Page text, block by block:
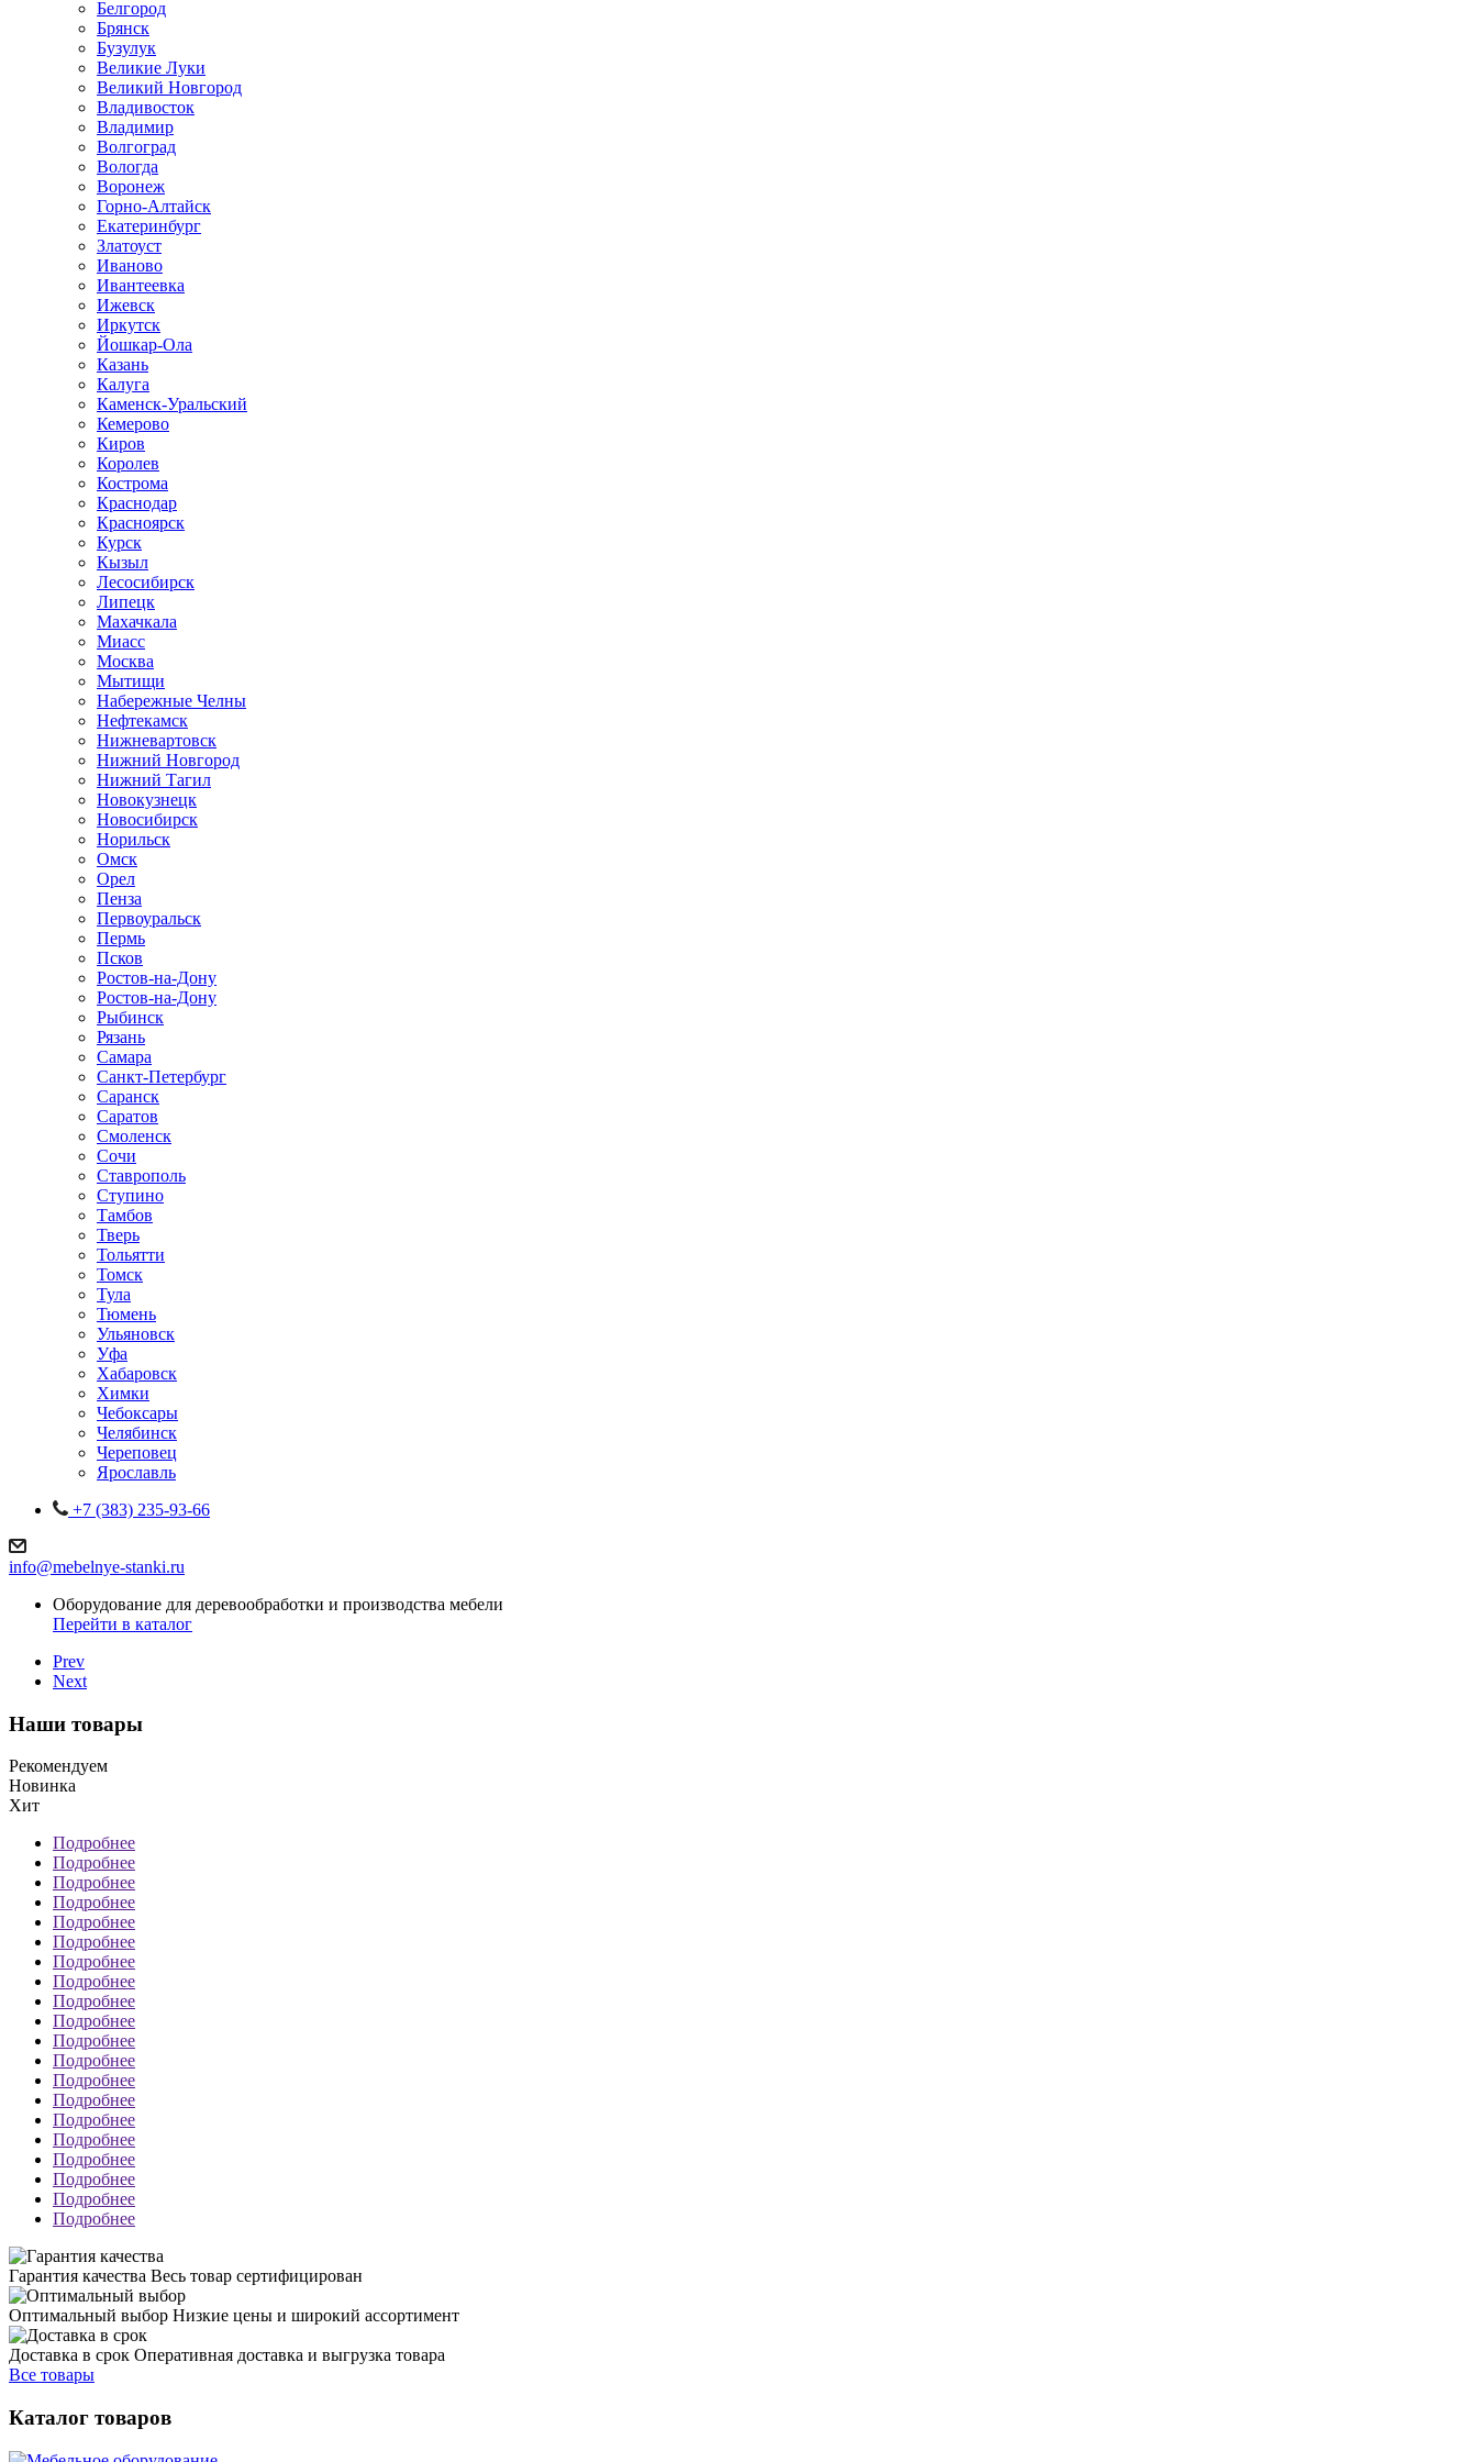
Белгород
Брянск
Бузулук
Великие Луки
Великий Новгород
Владивосток
Владимир
Волгоград
Вологда
Воронеж
Горно-Алтайск
Екатеринбург
Златоуст
Иваново
Ивантеевка
Ижевск
Иркутск
Йошкар-Ола
Казань
Калуга
Каменск-Уральский
Кемерово
Киров
Королев
Кострома
Краснодар
Красноярск
Курск
Кызыл
Лесосибирск
Липецк
Махачкала
Миасс
Москва
Мытищи
Набережные Челны
Нефтекамск
Нижневартовск
Нижний Новгород
Нижний Тагил
Новокузнецк
Новосибирск
Норильск
Омск
Орел
Пенза
Первоуральск
Пермь
Псков
Ростов-на-Дону
Ростов-на-Дону
Рыбинск
Рязань
Самара
Санкт-Петербург
Саранск
Саратов
Смоленск
Сочи
Ставрополь
Ступино
Тамбов
Тверь
Тольятти
Томск
Тула
Тюмень
Ульяновск
Уфа
Хабаровск
Химки
Чебоксары
Челябинск
Череповец
Ярославль
+7 (383) 235-93-66
info@mebelnye-stanki.ru
Оборудование для деревообработки и производства мебели
Перейти в каталог
Prev
Next
Наши товары
Рекомендуем
Новинка
Хит
Подробнее
Подробнее
Подробнее
Подробнее
Подробнее
Подробнее
Подробнее
Подробнее
Подробнее
Подробнее
Подробнее
Подробнее
Подробнее
Подробнее
Подробнее
Подробнее
Подробнее
Подробнее
Подробнее
Подробнее
Гарантия качества Весь товар сертифицирован
Оптимальный выбор Низкие цены и широкий ассортимент
Доставка в срок Оперативная доставка и выгрузка товара
Все товары
Каталог товаров